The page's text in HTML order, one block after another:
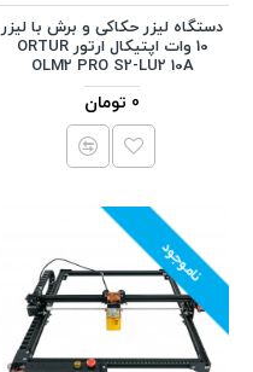
دستگاه لیزر حکاکی و برش با لیزر
10 وات اپتیکال ارتور ORTUR
OLM2 PRO S2-LU2 10A
0 تومان
ناموجود